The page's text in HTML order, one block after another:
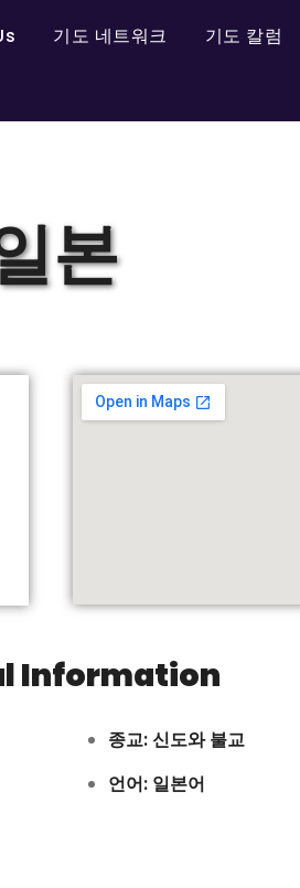
기도 네트워크 기도 칼럼
본
Information
종교: 신도와 불교
언어: 일본어